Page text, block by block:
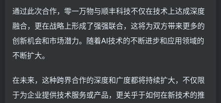
通过此次合作，零一万物与顺丰科技不仅在技术上达成深度
融合，更在战略上形成了强强联合，这将为双方带来更多的
创新机会和市场潜力。随着AI技术的不断进步和应用领域的
不断扩大。
在未来，这种跨界合作的深度和广度都将持续扩大，不仅限
于为企业提供技术服务或产品，更关乎于如何在新技术的推